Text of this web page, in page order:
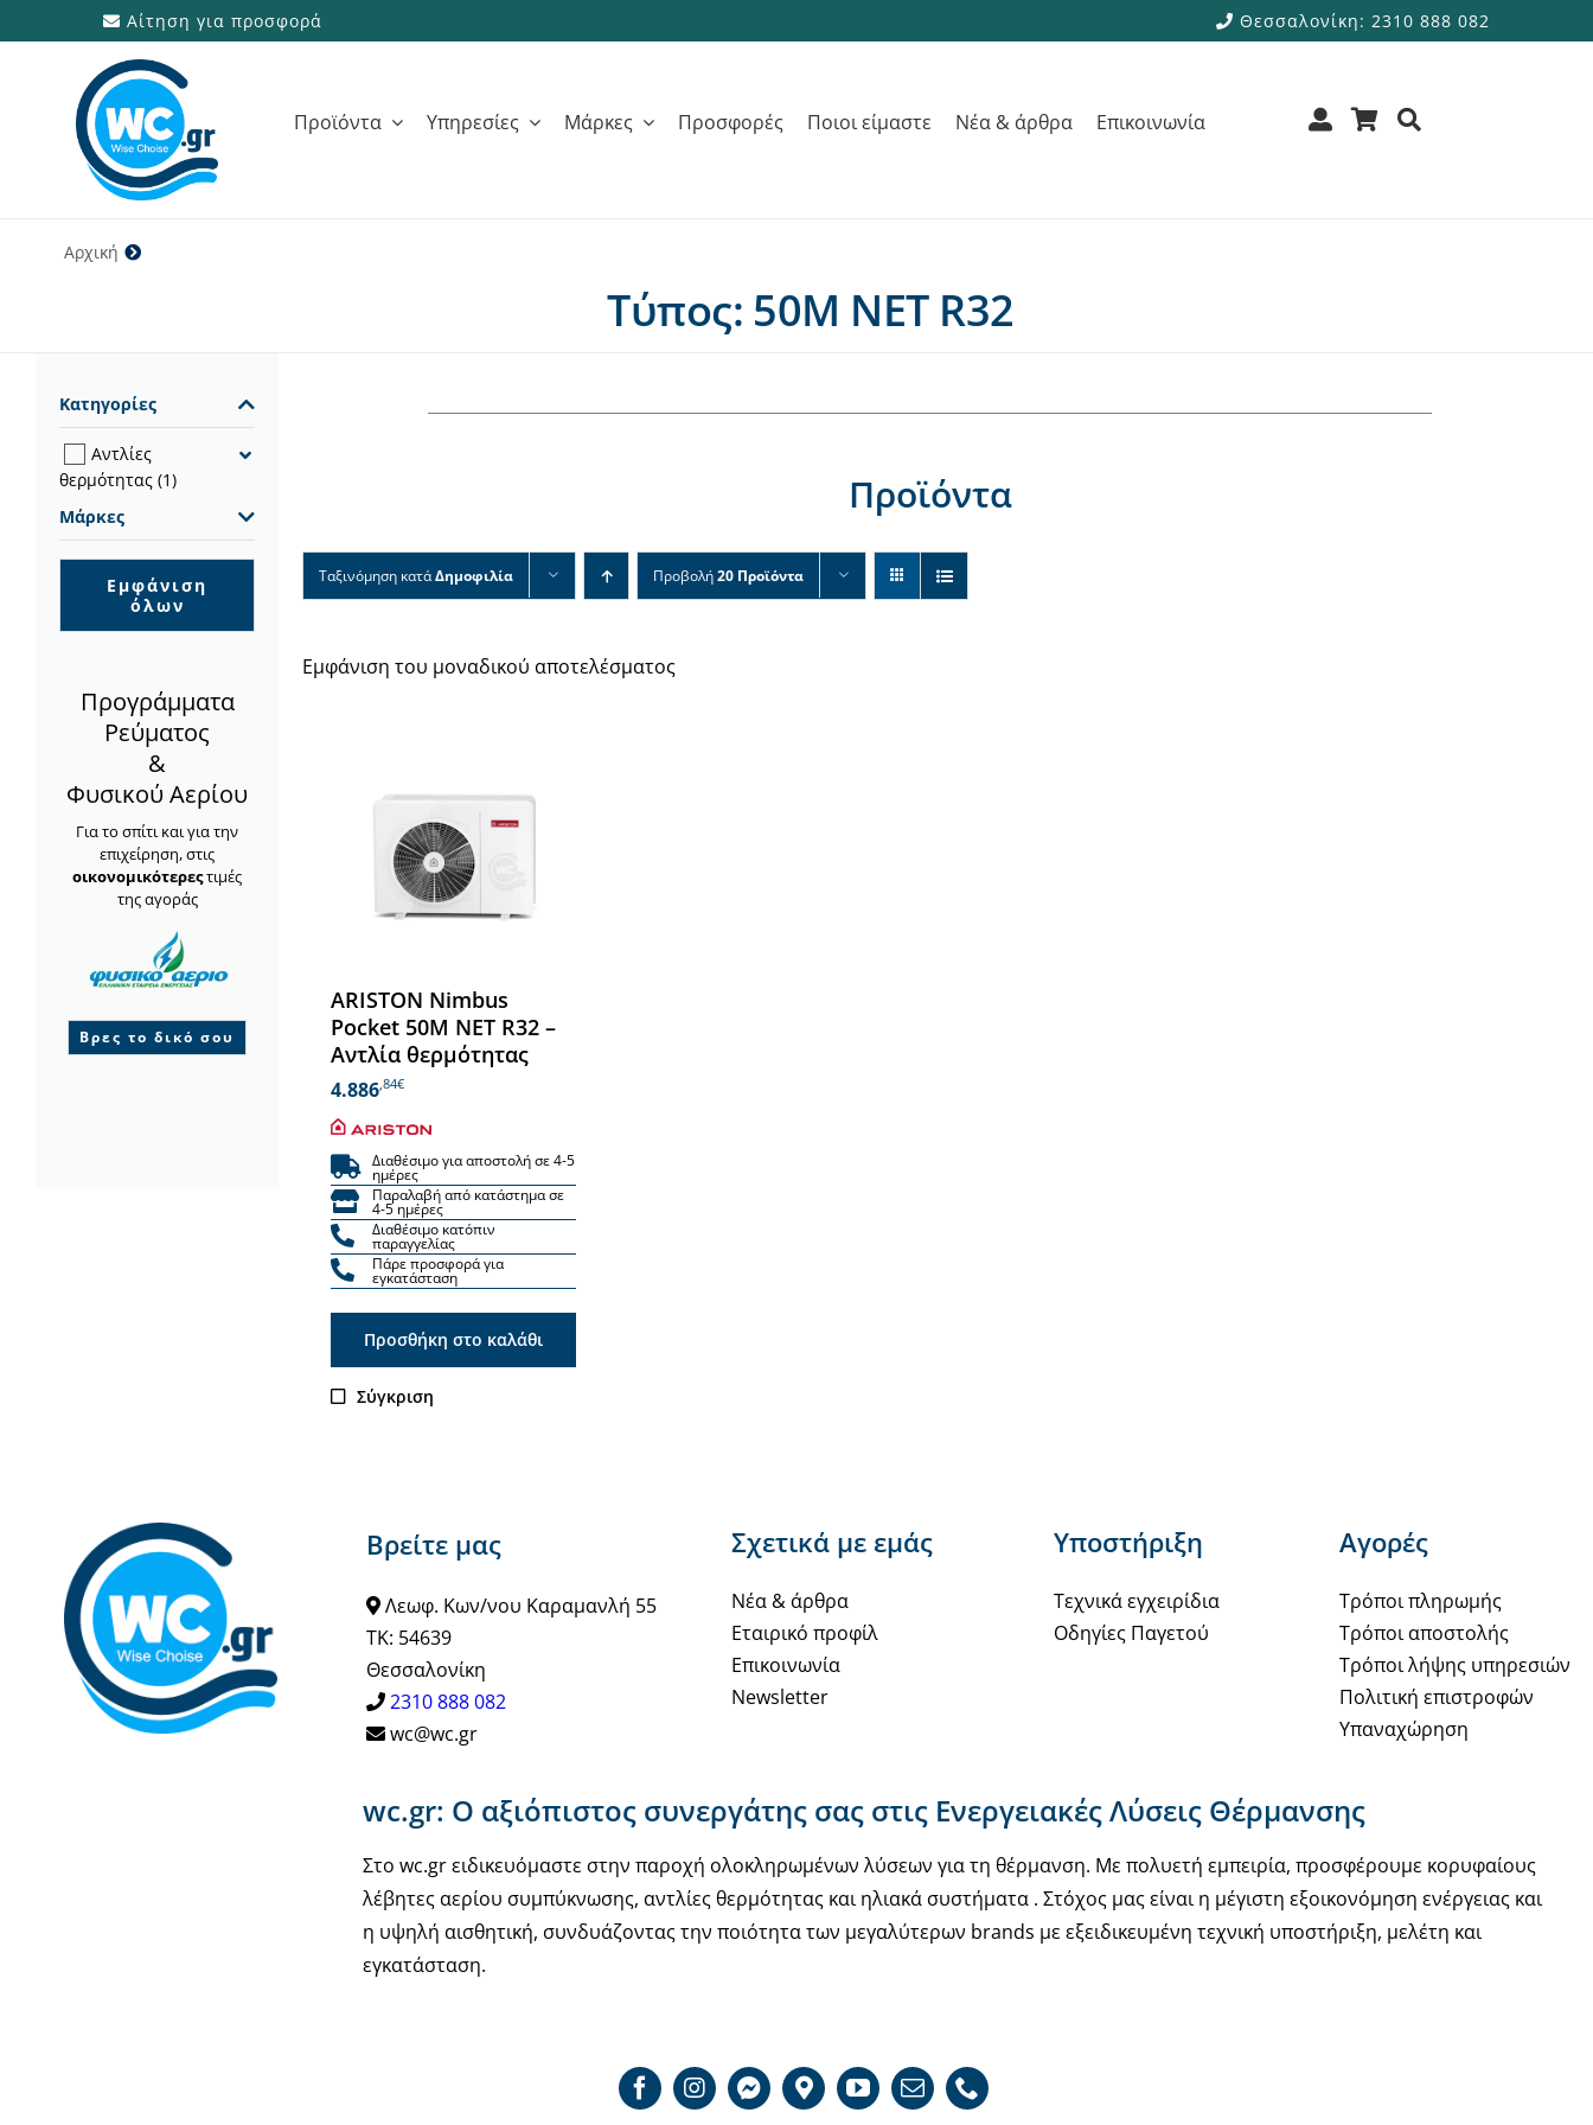
στο
περιεχόμενο
Αίτηση για προσφορά Θεσσαλονίκη: 2310 888 082
Προϊόντα Υπηρεσίες Μάρκες Προσφορές Ποιοι είμαστε Νέα & άρθρα Επικοινωνία
Αρχική
Τύπος: 50M NET R32
Προϊόντα
Ταξινόμηση κατάΔημοφιλία Προβολή20 Προϊόντα
Εμφάνιση του μοναδικού αποτελέσματος
ARISTON Nimbus
Pocket 50M NET R32 –
Αντλία θερμότητας
4.886,84€
Διαθέσιμο για αποστολή σε 4-5
ημέρες
Παραλαβή από κατάστημα σε
4-5 ημέρες
Διαθέσιμο κατόπιν
παραγγελίας
Πάρε προσφορά για
εγκατάσταση
Προσθήκη στο καλάθι
Σύγκριση
Κατηγορίες
Αντλίες
θερμότητας (1)
Μάρκες
Εμφάνιση
όλων
Προγράμματα
Ρεύματος
&
Φυσικού Αερίου
Για το σπίτι και για την
επιχείρηση, στις
οικονομικότερεςτιμές
της αγοράς
Βρες το δικό σου
Βρείτε μας
Λεωφ. Κων/νου Καραμανλή 55
ΤΚ: 54639
Θεσσαλονίκη
2310 888 082
wc@wc.gr
Σχετικά με εμάς
Νέα & άρθρα
Εταιρικό προφίλ
Επικοινωνία
Newsletter
Υποστήριξη
Τεχνικά εγχειρίδια
Οδηγίες Παγετού
Αγορές
Τρόποι πληρωμής
Τρόποι αποστολής
Τρόποι λήψης υπηρεσιών
Πολιτική επιστροφών
Υπαναχώρηση
wc.gr: Ο αξιόπιστος συνεργάτης σας στις Ενεργειακές Λύσεις Θέρμανσης
Στο wc.gr ειδικευόμαστε στην παροχή ολοκληρωμένων λύσεων για τη θέρμανση. Με πολυετή εμπειρία, προσφέρουμε κορυφαίους
λέβητες αερίου συμπύκνωσης, αντλίες θερμότητας και ηλιακά συστήματα . Στόχος μας είναι η μέγιστη εξοικονόμηση ενέργειας και
η υψηλή αισθητική, συνδυάζοντας την ποιότητα των μεγαλύτερων brands με εξειδικευμένη τεχνική υποστήριξη, μελέτη και
εγκατάσταση.